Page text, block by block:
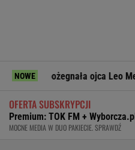
NOWE ojca Leo Messiego
OFERTA SUBSKRYPCJI
Premium: TOK FM + Wyborcza.pl
MOCNE MEDIA W DUO PAKIECIE. SPRAWDŹ